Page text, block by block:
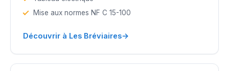
Mise aux normes NF C 15-100
Découvrir à Les Bréviaires→